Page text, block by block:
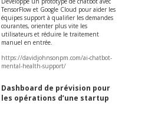
TensorFlow et Google Cloud pour aider les
équipes support à qualifier les demandes
courantes, orienter plus vite les
utilisateurs et réduire le traitement
manuel en entrée.
https://davidjohnsonpm.com/ai-chatbot-
mental-health-support/
Dashboard de prévision pour
les opérations d’une startup